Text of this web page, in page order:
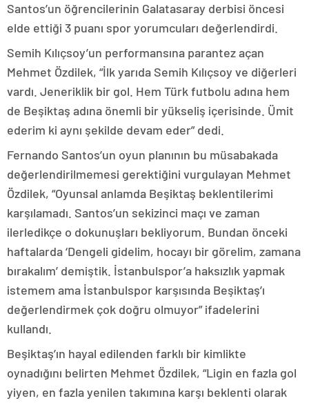
Santos’un öğrencilerinin Galatasaray derbisi öncesi
elde ettiği 3 puanı spor yorumcuları değerlendirdi.
Semih Kılıçsoy’un performansına parantez açan
Mehmet Özdilek, “İlk yarıda Semih Kılıçsoy ve diğerleri
vardı. Jeneriklik bir gol. Hem Türk futbolu adına hem
de Beşiktaş adına önemli bir yükseliş içerisinde. Ümit
ederim ki aynı şekilde devam eder” dedi.
Fernando Santos’un oyun planının bu müsabakada
değerlendirilmemesi gerektiğini vurgulayan Mehmet
Özdilek, “Oyunsal anlamda Beşiktaş beklentilerimi
karşılamadı. Santos’un sekizinci maçı ve zaman
ilerledikçe o dokunuşları bekliyorum. Bundan önceki
haftalarda ‘Dengeli gidelim, hocayı bir görelim, zamana
bırakalım’ demiştik. İstanbulspor’a haksızlık yapmak
istemem ama İstanbulspor karşısında Beşiktaş’ı
değerlendirmek çok doğru olmuyor” ifadelerini
kullandı.
Beşiktaş’ın hayal edilenden farklı bir kimlikte
oynadığını belirten Mehmet Özdilek, “Ligin en fazla gol
yiyen, en fazla yenilen takımına karşı beklenti olarak